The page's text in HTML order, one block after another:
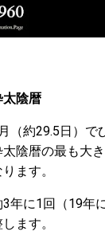
太陰暦
（約29.5日）で
陰暦の最も大
ます。
年に1回（19年
ます。